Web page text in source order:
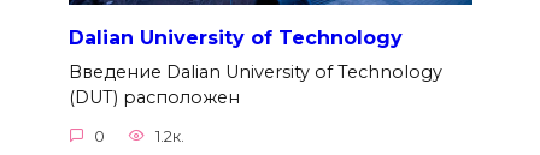
Dalian University of Technology
Введение Dalian University of Technology
(DUT) расположен
0 1.2к.